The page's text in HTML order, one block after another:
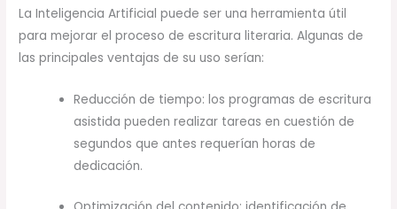
La Inteligencia Artificial puede ser una herramienta útil
para mejorar el proceso de escritura literaria. Algunas de
las principales ventajas de su uso serían:
Reducción de tiempo: los programas de escritura
asistida pueden realizar tareas en cuestión de
segundos que antes requerían horas de
dedicación.